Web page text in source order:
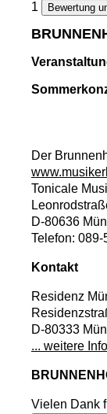
1 Bewertung
Der
Tonicale
D-80636
Telefon:
Kontakt
Residenz
D-80333
... weitere
Vielen Dank